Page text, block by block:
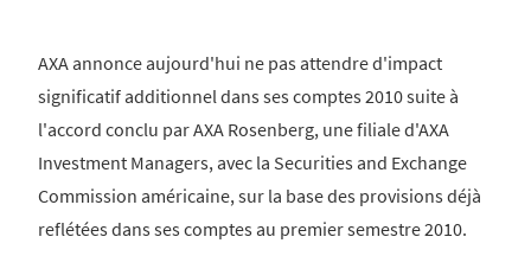
AXA annonce aujourd'hui ne pas attendre d'impact
significatif additionnel dans ses comptes 2010 suite à
l'accord conclu par AXA Rosenberg, une filiale d'AXA
Investment Managers, avec la Securities and Exchange
Commission américaine, sur la base des provisions déjà
reflétées dans ses comptes au premier semestre 2010.